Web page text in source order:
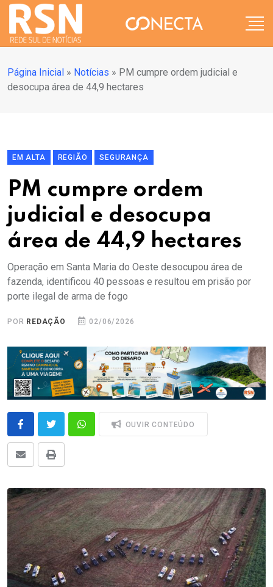
Página Inicial » Notícias » PM cumpre ordem judicial e
desocupa área de 44,9 hectares
EM ALTA REGIÃO SEGURANÇA
PM cumpre ordem
judicial e desocupa
área de 44,9 hectares
Operação em Santa Maria do Oeste desocupou área de
fazenda, identificou 40 pessoas e resultou em prisão por
porte ilegal de arma de fogo
POR REDAÇÃO 02/06/2026
OUVIR CONTEÚDO